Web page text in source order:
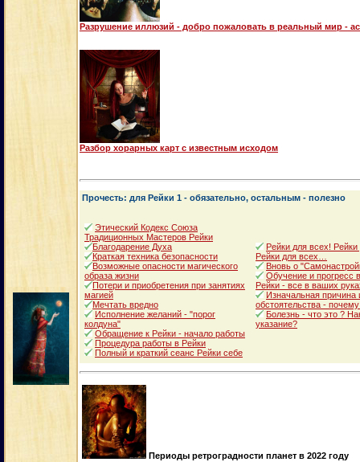
Разрушение иллюзий - добро пожаловать в реальный мир -
Разбор хорарных карт с известным исходом
Прочесть: для Рейки 1 - обязательно, остальным - полезно
Этический Кодекс Союза
Традиционных Мастеров Рейки
Благодарение Духа
Краткая техника безопасности
Возможные опасности магического
образа жизни
Потери и приобретения при занятиях
магией
Мечтать вредно
Исполнение желаний - "порог
колдуна"
Обращение к Рейки - начало работы
Процедура работы в Рейки
Полный и краткий сеанс Рейки себе
Рейки для всех!
Рейки для всех…
Вновь о
Обучение и прогресс
Рейки - все в ваших
Изначальная
обстоятельства -
Болезнь - что это ?
указание?
Периоды ретроградности планет в 2022 году